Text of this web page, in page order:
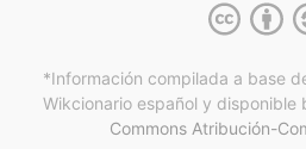
*Información compilada a base
Wikcionario español y disponible
Commons Atribución-